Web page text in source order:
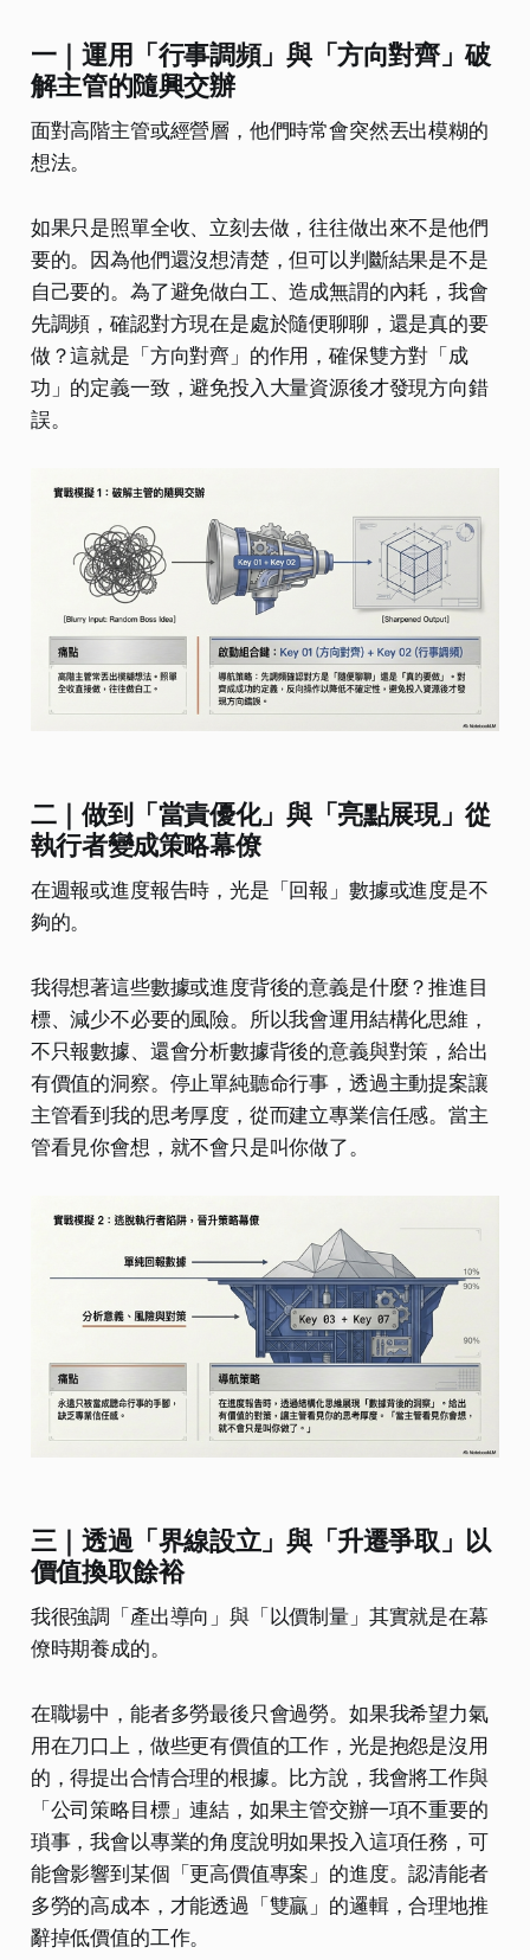
一｜運用「行事調頻」與「方向對齊」破
解主管的隨興交辦
面對高階主管或經營層，他們時常會突然丟出模糊的
想法。
如果只是照單全收、立刻去做，往往做出來不是他們
要的。因為他們還沒想清楚，但可以判斷結果是不是
自己要的。為了避免做白工、造成無謂的內耗，我會
先調頻，確認對方現在是處於隨便聊聊，還是真的要
做？這就是「方向對齊」的作用，確保雙方對「成
功」的定義一致，避免投入大量資源後才發現方向錯
誤。
二｜做到「當責優化」與「亮點展現」從
執行者變成策略幕僚
在週報或進度報告時，光是「回報」數據或進度是不
夠的。
我得想著這些數據或進度背後的意義是什麼？推進目
標、減少不必要的風險。所以我會運用結構化思維，
不只報數據、還會分析數據背後的意義與對策，給出
有價值的洞察。停止單純聽命行事，透過主動提案讓
主管看到我的思考厚度，從而建立專業信任感。當主
管看見你會想，就不會只是叫你做了。
三｜透過「界線設立」與「升遷爭取」以
價值換取餘裕
我很強調「產出導向」與「以價制量」其實就是在幕
僚時期養成的。
在職場中，能者多勞最後只會過勞。如果我希望力氣
用在刀口上，做些更有價值的工作，光是抱怨是沒用
的，得提出合情合理的根據。比方說，我會將工作與
「公司策略目標」連結，如果主管交辦一項不重要的
瑣事，我會以專業的角度說明如果投入這項任務，可
能會影響到某個「更高價值專案」的進度。認清能者
多勞的高成本，才能透過「雙贏」的邏輯，合理地推
辭掉低價值的工作。